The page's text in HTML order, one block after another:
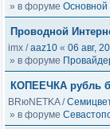
» в форуме
Проводной
imx /aaz10 « 06 авг,
» в форуме
КОПЕЕЧКА рубль
BRюNETKA/
» в форуме